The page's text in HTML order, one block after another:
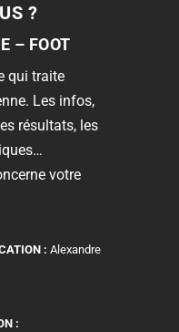
?
– FOOT
qui traite
Les infos,
résultats, les
votre
: Alexandre
: